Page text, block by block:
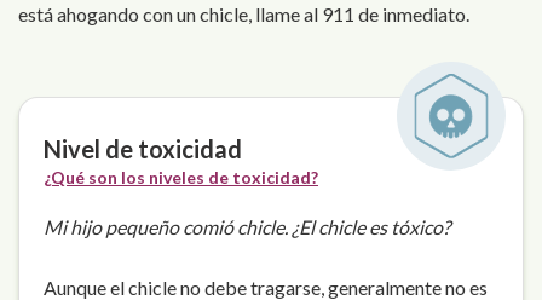
está ahogando con un chicle, llame al 911 de inmediato.
Nivel de toxicidad
¿Qué son los niveles de toxicidad?
Mi hijo pequeño comió chicle. ¿El chicle es tóxico?
Aunque el chicle no debe tragarse, generalmente no es